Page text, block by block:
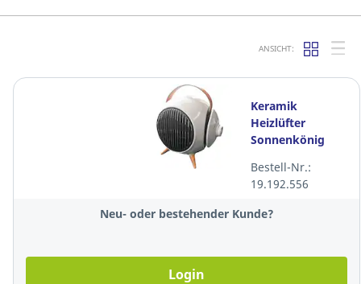
ANSICHT:
Keramik
Heizlüfter
Sonnenkönig
weiss/schwarz
Bestell-Nr.:
19.192.556
Neu- oder bestehender Kunde?
Login